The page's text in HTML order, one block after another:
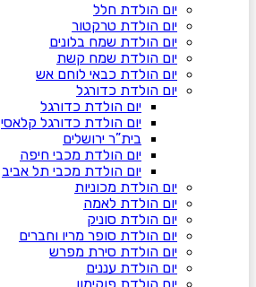
יום הולדת חלל
יום הולדת טרקטור
יום הולדת שמח בלונים
יום הולדת שמח קשת
יום הולדת כבאי לוחם אש
יום הולדת כדורגל
יום הולדת כדורגל
יום הולדת כדורגל קלאסי
בית”ר ירושלים
יום הולדת מכבי חיפה
יום הולדת מכבי תל אביב
יום הולדת מכוניות
יום הולדת לאמה
יום הולדת סוניק
יום הולדת סופר מריו וחברים
יום הולדת סירת מפרש
יום הולדת עננים